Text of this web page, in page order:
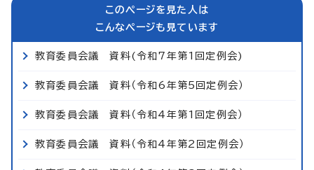
このページを見た人は
こんなページも見ています
教育委員会議 資料(令和7年第1回定例会)
教育委員会議 資料（令和6年第5回定例会）
教育委員会議 資料（令和4年第1回定例会）
教育委員会議 資料（令和4年第2回定例会）